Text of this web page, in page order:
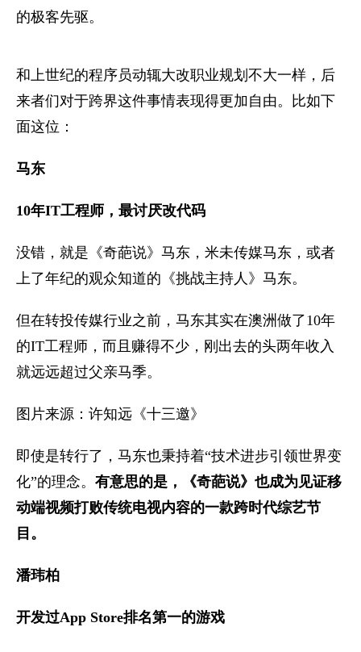
的极客先驱。
和上世纪的程序员动辄大改职业规划不大一样，后
来者们对于跨界这件事情表现得更加自由。比如下
面这位：
马东
10年IT工程师，最讨厌改代码
没错，就是《奇葩说》马东，米未传媒马东，或者
上了年纪的观众知道的《挑战主持人》马东。
但在转投传媒行业之前，马东其实在澳洲做了10年
的IT工程师，而且赚得不少，刚出去的头两年收入
就远远超过父亲马季。
图片来源：许知远《十三邀》
即使是转行了，马东也秉持着“技术进步引领世界变
化”的理念。 有意思的是，《奇葩说》也成为见证移
动端视频打败传统电视内容的一款跨时代综艺节
目。
潘玮柏
开发过App Store排名第一的游戏